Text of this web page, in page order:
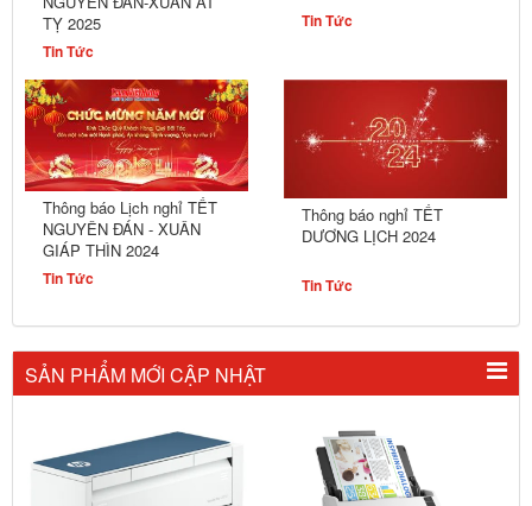
TỴ 2025
Tin Tức
Tin Tức
Thông báo Lịch nghỉ TẾT
NGUYÊN ĐÁN - XUÂN
GIÁP THÌN 2024
Tin Tức
Thông báo nghỉ TẾT
DƯƠNG LỊCH 2024
Tin Tức
SẢN PHẨM MỚI CẬP NHẬT